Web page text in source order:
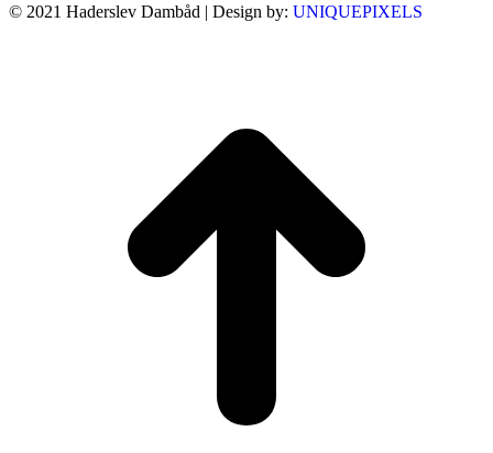
© 2021 Haderslev Dambåd | Design by: UNIQUEPIXELS